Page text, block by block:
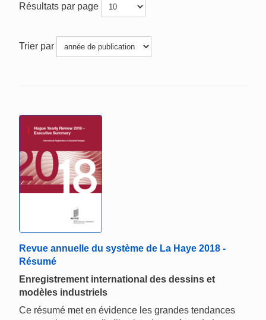
Résultats par page
Trier par
Revue annuelle du système de La Haye 2018 -
Résumé
Enregistrement international des dessins et
modèles industriels
Ce résumé met en évidence les grandes tendances